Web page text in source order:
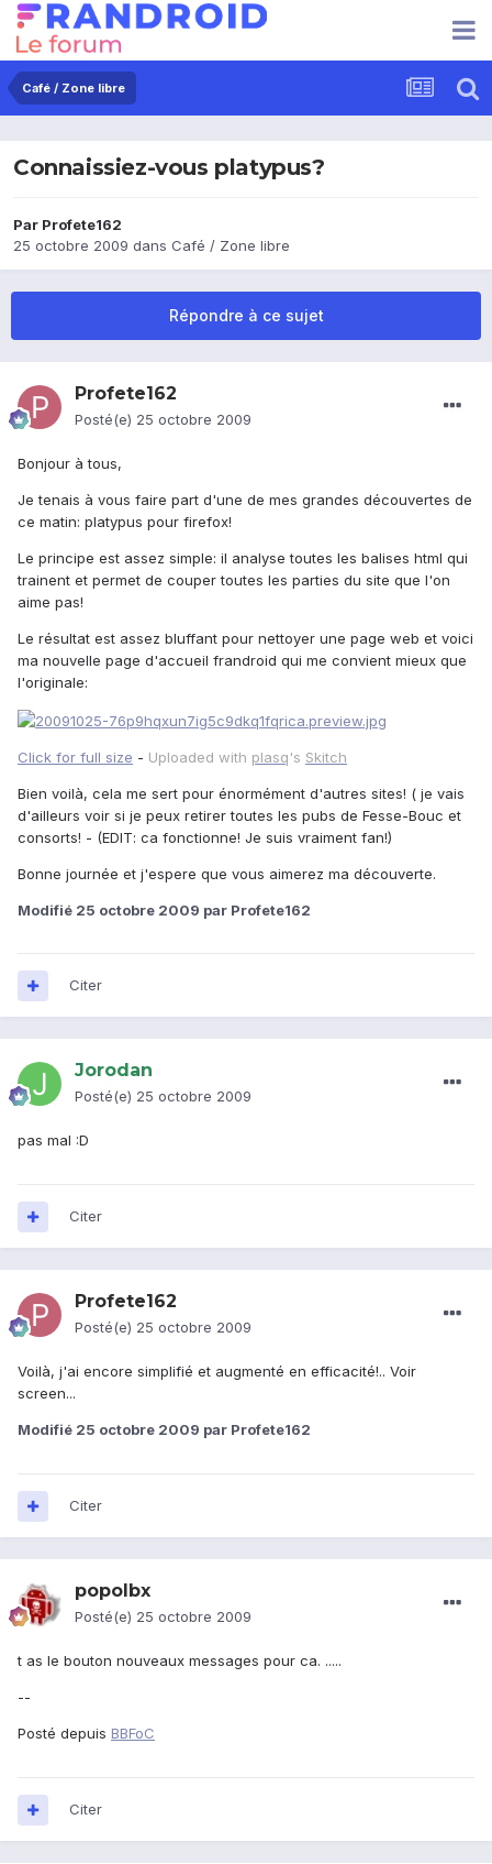
Café / Zone libre
Connaissiez-vous platypus?
Par Profete162
25 octobre 2009 dans Café / Zone libre
Répondre à ce sujet
Profete162
Posté(e) 25 octobre 2009
Bonjour à tous,
Je tenais à vous faire part d'une de mes grandes découvertes de
ce matin: platypus pour firefox!
Le principe est assez simple: il analyse toutes les balises html qui
trainent et permet de couper toutes les parties du site que l'on
aime pas!
Le résultat est assez bluffant pour nettoyer une page web et voici
ma nouvelle page d'accueil frandroid qui me convient mieux que
l'originale:
Click for full size - Uploaded with plasq's Skitch
Bien voilà, cela me sert pour énormément d'autres sites! ( je vais
d'ailleurs voir si je peux retirer toutes les pubs de Fesse-Bouc et
consorts! - (EDIT: ca fonctionne! Je suis vraiment fan!)
Bonne journée et j'espere que vous aimerez ma découverte.
Modifié 25 octobre 2009 par Profete162
Citer
Jorodan
Posté(e) 25 octobre 2009
pas mal :D
Citer
Profete162
Posté(e) 25 octobre 2009
Voilà, j'ai encore simplifié et augmenté en efficacité!.. Voir
screen...
Modifié 25 octobre 2009 par Profete162
Citer
popolbx
Posté(e) 25 octobre 2009
t as le bouton nouveaux messages pour ca. .....
--
Posté depuis BBFoC
Citer